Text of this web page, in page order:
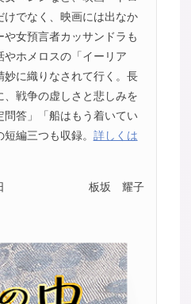
けでなく、映画には出なか
や女預言者カッサンドラも
ホメロスの「イーリア
妙に織りなされて行く。長
戦争の虚しさと悲しみを
問答」「船はもう着いてい
編三つも収録。 詳しくは
板坂 耀子